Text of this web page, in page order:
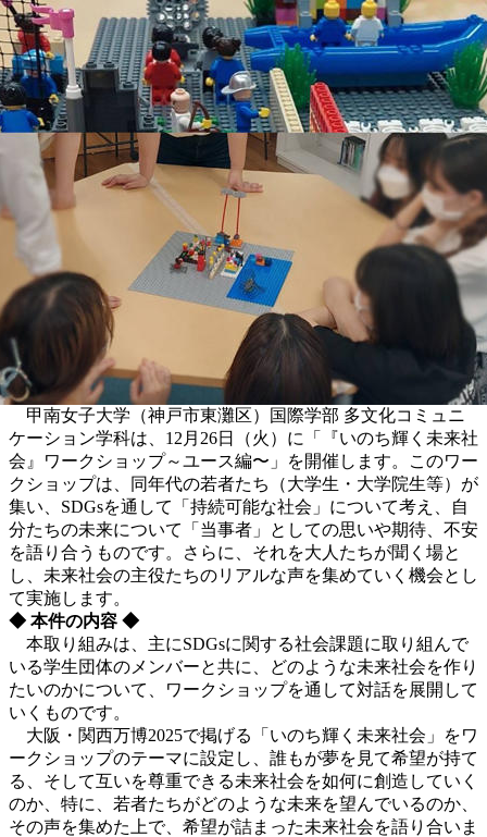
甲南女子大学（神戸市東灘区）国際学部 多文化コミュニ
ケーション学科は、12月26日（火）に「『いのち輝く未来社
会』ワークショップ～ユース編〜」を開催します。このワー
クショップは、同年代の若者たち（大学生・大学院生等）が
集い、SDGsを通して「持続可能な社会」について考え、自
分たちの未来について「当事者」としての思いや期待、不安
を語り合うものです。さらに、それを大人たちが聞く場と
し、未来社会の主役たちのリアルな声を集めていく機会とし
て実施します。
◆ 本件の内容 ◆
本取り組みは、主にSDGsに関する社会課題に取り組んで
いる学生団体のメンバーと共に、どのような未来社会を作り
たいのかについて、ワークショップを通して対話を展開して
いくものです。
大阪・関西万博2025で掲げる
「いのち輝く未来社会」をワ
ークショップのテーマに設定し、誰もが夢を見て希望が持て
る、そして互いを尊重できる未来社会を如何に創造していく
のか、特に、若者たちがどのような未来を望んでいるのか、
その声を集めた上で、希望が詰まった未来社会を語り合いま